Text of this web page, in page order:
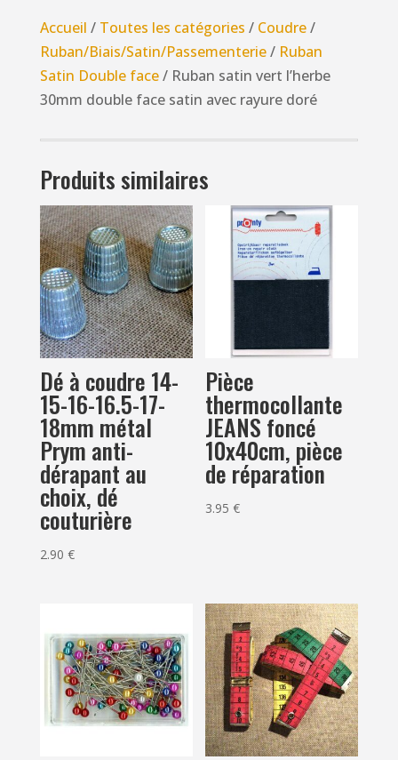
l'herbe
30mm
double
face
satin
rayure
doré
Accueil / Toutes les catégories / Coudre/
Ruban/Biais/Satin/Passementerie/ Ruban
Satin Double face/ Ruban satin vert l’herbe
30mm double face satin avec rayure doré
Produits similaires
Dé à coudre 14-
15-16-16.5-17-
18mm métal
Prym anti-
dérapant au
choix, dé
couturière
2.90 €
Pièce
thermocollante
JEANS foncé
10x40cm, pièce
de réparation
3.95€